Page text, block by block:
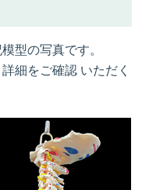
型の写真です。
細をご確認 いただく